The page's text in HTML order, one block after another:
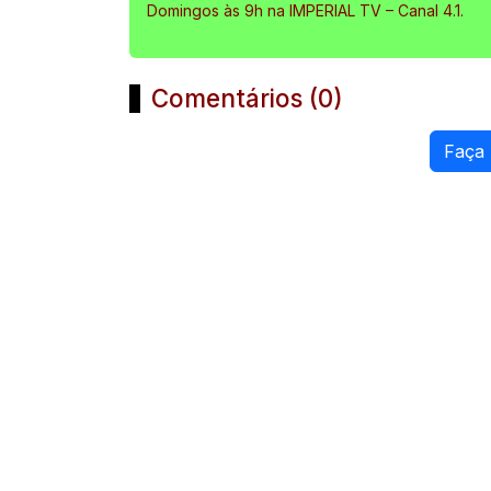
Domingos às 9h na IMPERIAL TV – Canal 4.1.
Comentários (0)
Faça